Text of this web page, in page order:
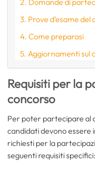
Domande di
Prove d’esame
Come preparasi
Aggiornamenti sul
Requisiti per la
concorso
Per poter partecipare al
candidati devono essere
richiesti per la
seguenti requisiti specifici: